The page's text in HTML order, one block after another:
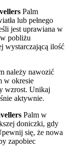
Palm
lub pełnego
jest uprawiana w
pobliżu
wystarczającą ilość
należy nawozić
w okresie
wzrost. Unikaj
aktywnie.
Palm w
doniczki, gdy
się, że nowa
zapobiec